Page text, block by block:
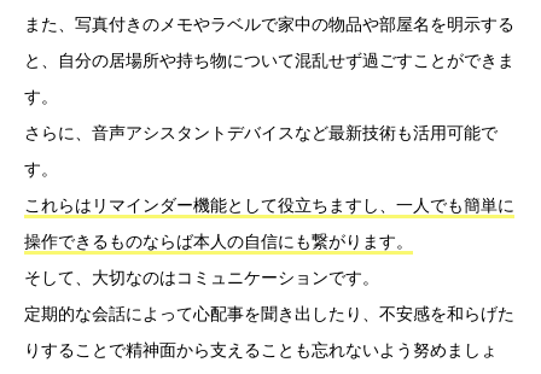
また、写真付きのメモやラベルで家中の物品や部屋名を明示する
と、自分の居場所や持ち物について混乱せず過ごすことができま
す。
さらに、音声アシスタントデバイスなど最新技術も活用可能で
す。
これらはリマインダー機能として役立ちますし、一人でも簡単に
操作できるものならば本人の自信にも繋がります。
そして、大切なのはコミュニケーションです。
定期的な会話によって心配事を聞き出したり、不安感を和らげた
りすることで精神面から支えることも忘れないよう努めましょ